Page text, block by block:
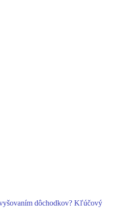
dôchodkov? Kľúčový